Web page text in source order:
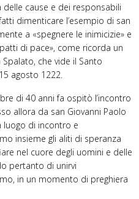
cause e dei responsabili
dimenticare l’esempio di san
a «spegnere le inimicizie» e
di pace», come ricorda un
che vide il Santo
agosto 1222.
di 40 anni fa ospitò l’incontro
allora da san Giovanni Paolo
luogo di incontro e
insieme gli aliti di speranza
nel cuore degli uomini e delle
pertanto di unirvi
in un momento di preghiera